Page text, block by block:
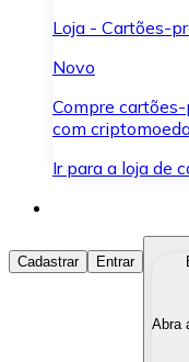
Loja - Cartões-
Novo
Compre
com
Ir para a loja de
Comprar
Compre as
Cadastrar Entrar
Abra